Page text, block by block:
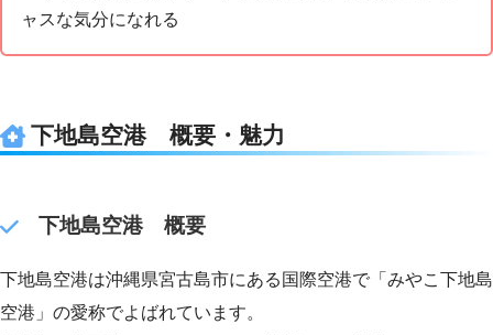
ャスな気分になれる
下地島空港 概要・魅力
下地島空港 概要
下地島空港は沖縄県宮古島市にある国際空港で「みやこ下地島
空港」の愛称でよばれています。